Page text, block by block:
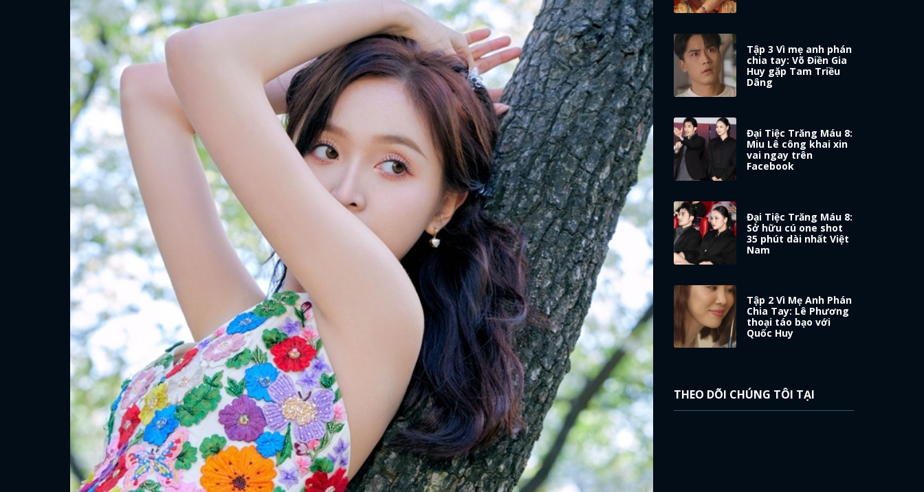
ĐĂNG NHẬP
Tập 3 Vì mẹ anh phán
chia tay: Võ Điền Gia
Huy gặp Tam Triều
Dâng
Đại Tiệc Trăng Máu 8:
Miu Lê công khai xin
vai ngay trên
Facebook
Đại Tiệc Trăng Máu 8:
Sở hữu cú one shot
35 phút dài nhất Việt
Nam
Tập 2 Vì Mẹ Anh Phán
Chia Tay: Lê Phương
thoại táo bạo với
Quốc Huy
THEO DÕI CHÚNG TÔI TẠI